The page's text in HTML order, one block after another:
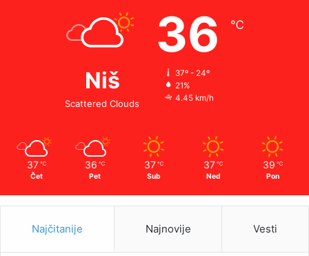
Niš
Scattered Clouds
36 ℃
37º - 24º
21%
4.45 km/h
37 ℃
Čet
36 ℃
Pet
37 ℃
Sub
37 ℃
Ned
39 ℃
Pon
Najčitanije Najnovije Vesti